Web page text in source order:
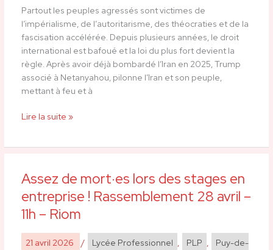
Partout les peuples agressés sont victimes de
l’impérialisme, de l’autoritarisme, des théocraties et de la
fascisation accélérée. Depuis plusieurs années, le droit
international est bafoué et la loi du plus fort devient la
règle. Après avoir déjà bombardé l’Iran en 2025, Trump
associé à Netanyahou, pilonne l’Iran et son peuple,
mettant à feu et à
Non
aux
impérialismes
!
Non
à
tous
fascismes
Non
la
guerre
Lire la suite »
Assez de mort·es lors des stages en
entreprise ! Rassemblement 28 avril –
11h – Riom
21 avril 2026 / Lycée Professionnel PLP
Puy-de-
Assez
mort·es
lors
stages